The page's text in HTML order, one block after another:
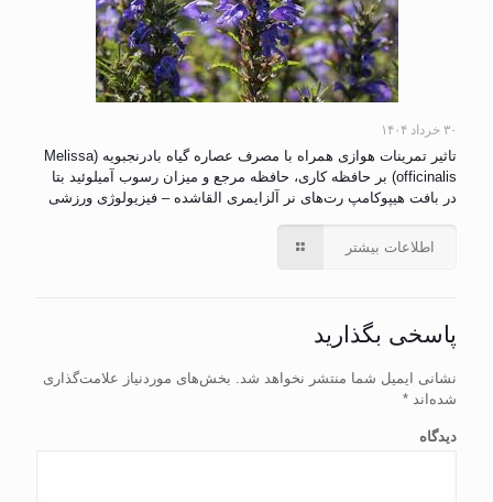
۳۰ خرداد ۱۴۰۴
تاثیر تمرینات هوازی همراه با مصرف عصاره گیاه بادرنجبویه (Melissa
officinalis) بر حافظه کاری، حافظه مرجع و میزان رسوب آمیلوئید بتا
در بافت هیپوکامپ رت‌های نر آلزایمری القاشده – فیزیولوژی ورزشی
اطلاعات بیشتر
پاسخی بگذارید
نشانی ایمیل شما منتشر نخواهد شد. بخش‌های موردنیاز علامت‌گذاری
شده‌اند *
دیدگاه